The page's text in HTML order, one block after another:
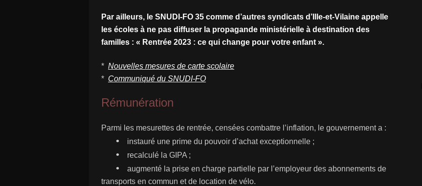
Par ailleurs, le SNUDI-FO 35 comme d’autres syndicats d’Ille-et-Vilaine appelle
les écoles à ne pas diffuser la propagande ministérielle à destination des
familles : « Rentrée 2023 : ce qui change pour votre enfant ».
* Nouvelles mesures de carte scolaire
* Communiqué du SNUDI-FO
Rémunération
Parmi les mesurettes de rentrée, censées combattre l’inflation, le gouvernement a :
• instauré une prime du pouvoir d’achat exceptionnelle ;
• recalculé la GIPA ;
• augmenté la prise en charge partielle par l’employeur des abonnements de
transports en commun et de location de vélo.